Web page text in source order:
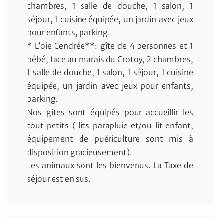
chambres, 1 salle de douche, 1 salon, 1
séjour, 1 cuisine équipée, un jardin avec jeux
pour enfants, parking.
* L’oie Cendrée**: gîte de 4 personnes et 1
bébé, face au marais du Crotoy, 2 chambres,
1 salle de douche, 1 salon, 1 séjour, 1 cuisine
équipée, un jardin avec jeux pour enfants,
parking.
Nos gites sont équipés pour accueillir les
tout petits ( lits parapluie et/ou lit enfant,
équipement de puériculture sont mis à
disposition gracieusement).
Les animaux sont les bienvenus. La Taxe de
séjour est en sus.